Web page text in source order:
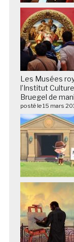
Les Musées
l’Institut
Bruegel de
posté le 15 mars